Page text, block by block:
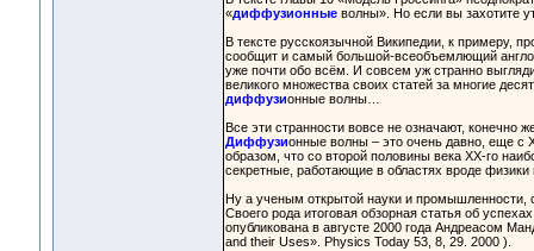
«диффузионныеволны». Но если вы захотите
В тексте русскоязычной Википедии, к примеру,
сообщит и самый большой-всеобъемлющий
уже почти обо всём. И совсем уж странно
великого множества своих статей за многие
диффузионные волны…
Все эти странности вовсе не означают, конечно
Диффузионные волны – это очень давно, еще с
образом, что со второй половины века XX-го
секретные, работающие в областях вроде
Ну а ученым открытой науки и промышленности,
Своего рода итоговая обзорная статья об
опубликована в августе 2000 года Андреасом
and their Uses». Physics Today 53, 8, 29. 2000 ).